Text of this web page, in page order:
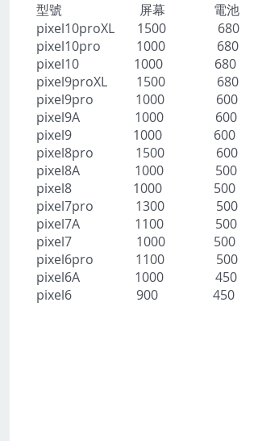
型號 屏幕 電池
pixel10proXL 1500 680
pixel10pro 1000 680
pixel10 1000 680
pixel9proXL 1500 680
pixel9pro 1000 600
pixel9A 1000 600
pixel9 1000 600
pixel8pro​ 1500 600
pixel8A 1000 500
​pixel8 1000 500
pixel7pro 1300 500
pixel7A 1100 500
pixel7 1000 500
pixel6pro 1100 500
pixel6A 1000 450
pixel6 900 450